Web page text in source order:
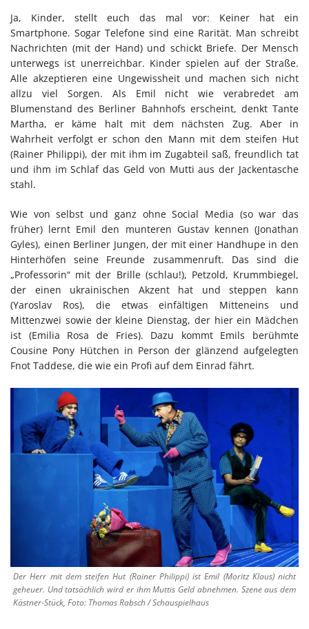
Ja, Kinder, stellt euch das mal vor: Keiner hat ein
Smartphone. Sogar Telefone sind eine Rarität. Man schreibt
Nachrichten (mit der Hand) und schickt Briefe. Der Mensch
unterwegs ist unerreichbar. Kinder spielen auf der Straße.
Alle akzeptieren eine Ungewissheit und machen sich nicht
allzu viel Sorgen. Als Emil nicht wie verabredet am
Blumenstand des Berliner Bahnhofs erscheint, denkt Tante
Martha, er käme halt mit dem nächsten Zug. Aber in
Wahrheit verfolgt er schon den Mann mit dem steifen Hut
(Rainer Philippi), der mit ihm im Zugabteil saß, freundlich tat
und ihm im Schlaf das Geld von Mutti aus der Jackentasche
stahl.
Wie von selbst und ganz ohne Social Media (so war das
früher) lernt Emil den munteren Gustav kennen (Jonathan
Gyles), einen Berliner Jungen, der mit einer Handhupe in den
Hinterhöfen seine Freunde zusammenruft. Das sind die
„Professorin“ mit der Brille (schlau!), Petzold, Krummbiegel,
der einen ukrainischen Akzent hat und steppen kann
(Yaroslav Ros), die etwas einfältigen Mitteneins und
Mittenzwei sowie der kleine Dienstag, der hier ein Mädchen
ist (Emilia Rosa de Fries). Dazu kommt Emils berühmte
Cousine Pony Hütchen in Person der glänzend aufgelegten
Fnot Taddese, die wie ein Profi auf dem Einrad fährt.
Der Herr mit dem steifen Hut (Rainer Philippi) ist Emil (Moritz Klaus) nicht
geheuer. Und tatsächlich wird er ihm Muttis Geld abnehmen. Szene aus dem
Kästner-Stück, Foto: Thomas Rabsch / Schauspielhaus